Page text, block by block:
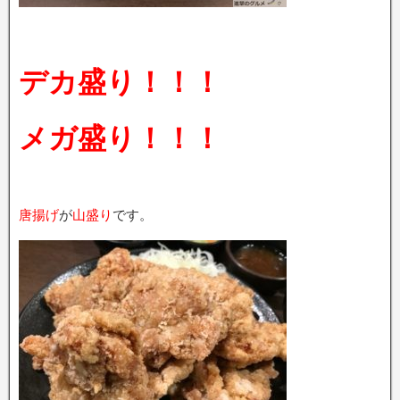
デカ盛り！！！
メガ盛り！！！
唐揚げが山盛り です。